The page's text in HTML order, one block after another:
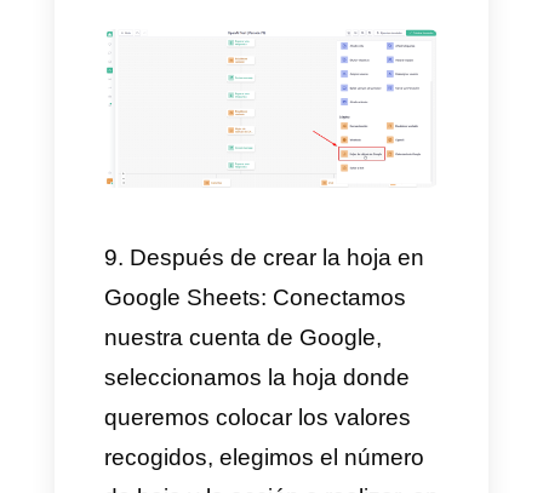
caso, seleccionamos la variable
que creamos anteriormente
llamada nombre y elegimos la
acción de sustituir texto, por
de última respuesta del usuario,
para que el texto de nombre
sea sustituido por el nombre
que nos dio el usuario.